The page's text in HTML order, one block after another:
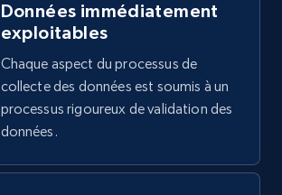
Données immédiatement
exploitables
Chaque aspect du processus de
collecte des données est soumis à un
processus rigoureux de validation des
données.